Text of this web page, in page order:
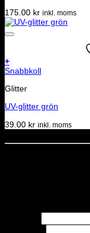
175.00 kr inkl. moms
+
Snabbkoll
Glitter
UV-glitter grön
39.00 kr inkl. moms